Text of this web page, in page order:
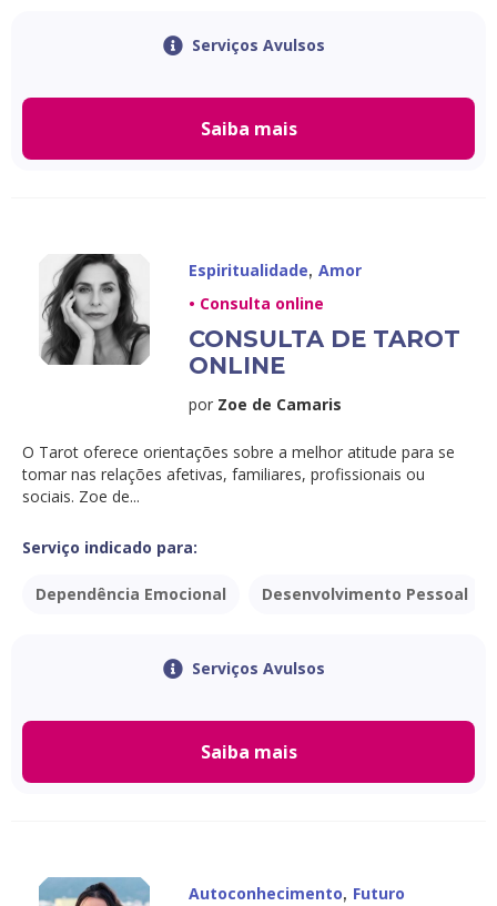
Serviços Avulsos
Saiba mais
Espiritualidade, Amor
• Consulta online
CONSULTA DE TAROT
ONLINE
por Zoe de Camaris
O Tarot oferece orientações sobre a melhor atitude para se
tomar nas relações afetivas, familiares, profissionais ou
sociais. Zoe de...
Serviço indicado para:
Dependência Emocional Desenvolvimento Pessoal
Serviços Avulsos
Saiba mais
Autoconhecimento, Futuro